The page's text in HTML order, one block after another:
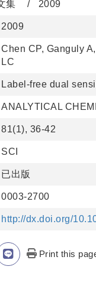
集 2009
2009
Chen CP, Ganguly
LC
Label-free dual
ANALYTICAL
81(1), 36-42
SCI
已出版
0003-2700
http://dx.doi.org/
Print this